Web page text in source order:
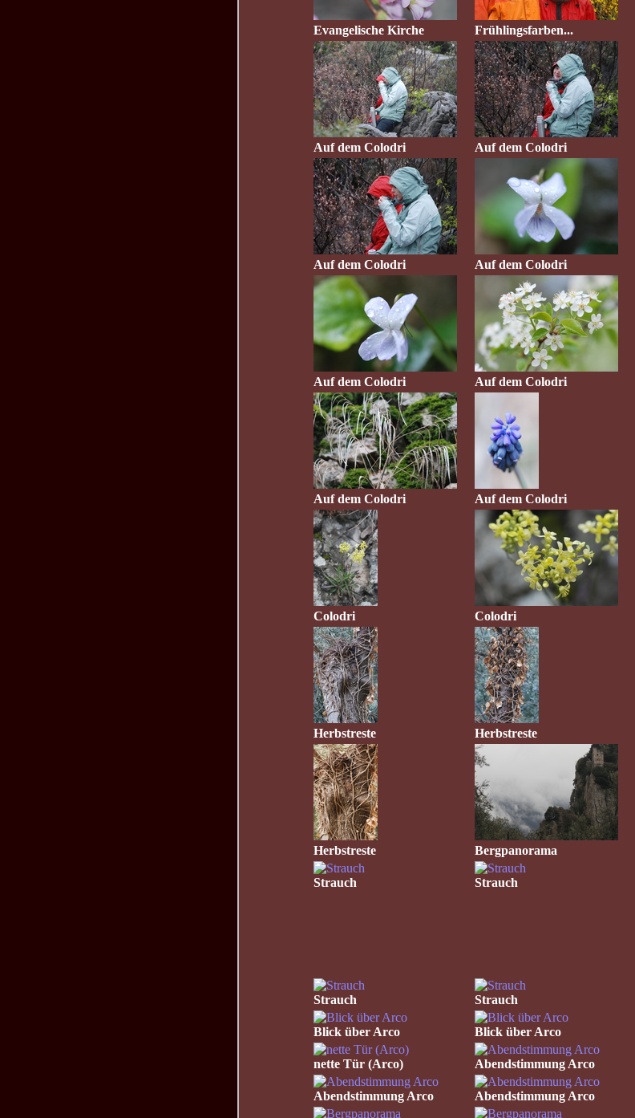
Evangelische Kirche Frühlingsfarben...
Auf dem Colodri Auf dem Colodri
Auf dem Colodri Auf dem Colodri
Auf dem Colodri Auf dem Colodri
Auf dem Colodri Auf dem Colodri
Colodri Colodri
Herbstreste Herbstreste
Herbstreste Bergpanorama
Strauch Strauch
Strauch Strauch
Blick über Arco Blick über Arco
nette Tür (Arco) Abendstimmung Arco
Abendstimmung Arco Abendstimmung Arco